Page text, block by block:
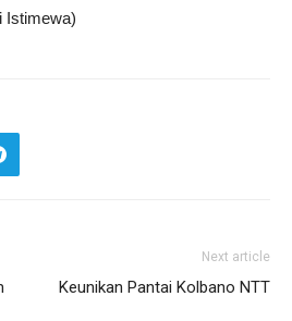
Istimewa)
Next article
Keunikan Pantai Kolbano NTT